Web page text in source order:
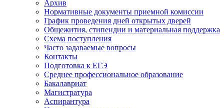
Архив
Нормативные документы приемной комиссии
График проведения дней открытых дверей
Общежития, стипендии и материальная поддержка
Схема поступления
Часто задаваемые вопросы
Контакты
Подготовка к ЕГЭ
Среднее профессиональное образование
Бакалавриат
Магистратура
Аспирантура